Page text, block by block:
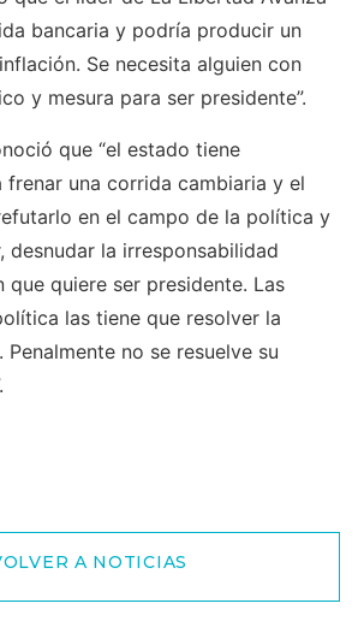
bancaria y podría producir un
Se necesita alguien con
y mesura para ser presidente”.
que “el estado tiene
frenar una corrida cambiaria y el
en el campo de la política y
desnudar la irresponsabilidad
que quiere ser presidente. Las
las tiene que resolver la
no se resuelve su
A NOTICIAS